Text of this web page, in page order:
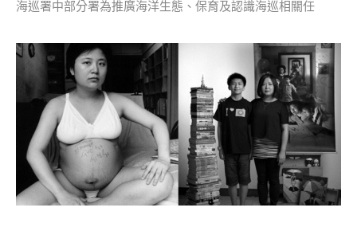
海巡署中部分署為推廣海洋生態、保育及認識海巡相關任